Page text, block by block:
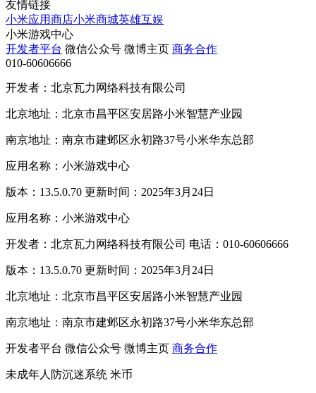
友情链接
小米应用商店小米商城英雄互娱
小米游戏中心
开发者平台 微信公众号 微博主页 商务合作
010-60606666
开发者：北京瓦力网络科技有限公司
北京地址：北京市昌平区安居路小米智慧产业园
南京地址：南京市建邺区永初路37号小米华东总部
应用名称：小米游戏中心
版本：13.5.0.70 更新时间：2025年3月24日
应用名称：小米游戏中心
开发者：北京瓦力网络科技有限公司 电话：010-60606666
版本：13.5.0.70 更新时间：2025年3月24日
北京地址：北京市昌平区安居路小米智慧产业园
南京地址：南京市建邺区永初路37号小米华东总部
开发者平台 微信公众号 微博主页 商务合作
未成年人防沉迷系统 米币